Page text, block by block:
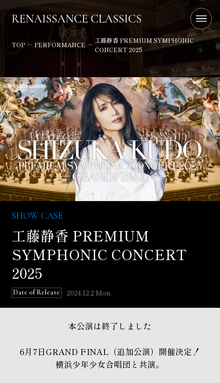
TOP PERFORMANCE
工藤静香 PREMIUM SYMPHONIC
CONCERT 2025
SHOW CASE
工藤静香 PREMIUM
SYMPHONIC CONCERT
2025
Date of Release 2024.12.2 Mon.
本公演は終了しました
6月7日GRAND FINAL（追加公演）開催決定！
横浜少年少女合唱団と共演。